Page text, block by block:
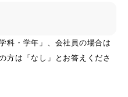
科・学年」、会社員の場合は
方は「なし」とお答えくださ